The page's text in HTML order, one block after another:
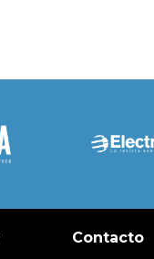
Contacto